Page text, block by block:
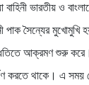
বাহিনী ভারতীয় ও
পাক সৈন্যের মুখোমুখি
আক্রমণ শুরু
করতে থাকে। এ